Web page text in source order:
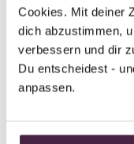
Cookies. Mit deiner
dich abzustimmen,
verbessern und dir
Du entscheidest -
anpassen.